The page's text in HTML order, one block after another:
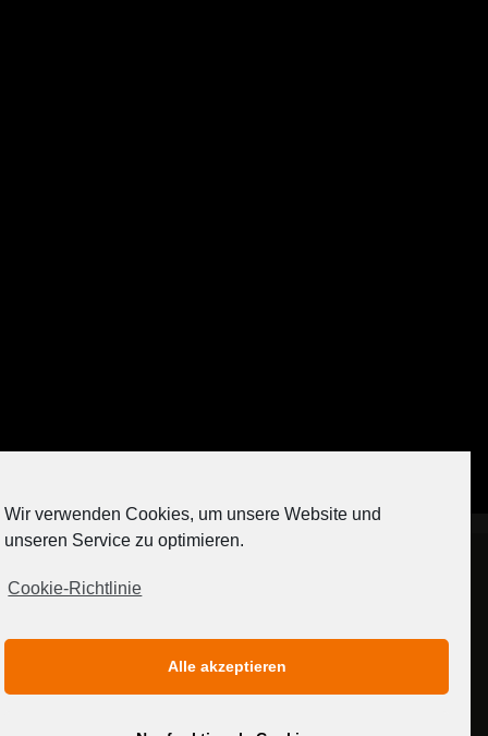
[contact-form-7 404 "Nicht gefunden"]
MEDIADATEN
Wir verwenden Cookies, um unsere Website und
unseren Service zu optimieren.
Cookie-Richtlinie
Alle akzeptieren